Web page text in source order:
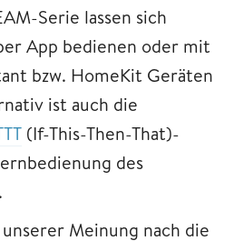
Serie lassen sich
App bedienen oder mit
bzw. HomeKit Geräten
ist auch die
(If-This-Then-That)-
des
Meinung nach die